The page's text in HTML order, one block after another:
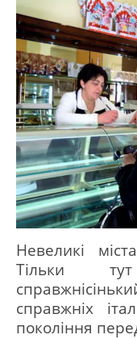
Невеликі
Тільки
справжніх
покоління